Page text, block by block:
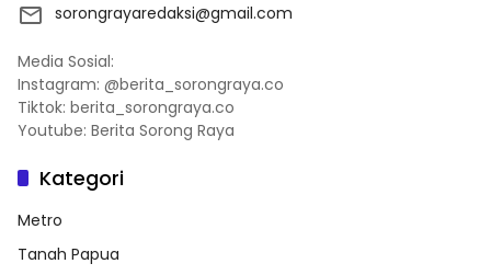
sorongrayaredaksi@gmail.com
Media Sosial:
Instagram: @berita_sorongraya.co
Tiktok: berita_sorongraya.co
Youtube: Berita Sorong Raya
Kategori
Metro
Tanah Papua